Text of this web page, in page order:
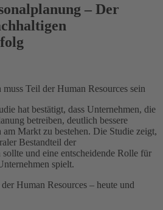
– Der
Teil der Human Resources sein
hat bestätigt, dass Unternehmen, die
betreiben, deutlich bessere
Markt zu bestehen. Die Studie zeigt,
Bestandteil der
sollte und eine entscheidende Rolle für
spielt.
Human Resources – heute und